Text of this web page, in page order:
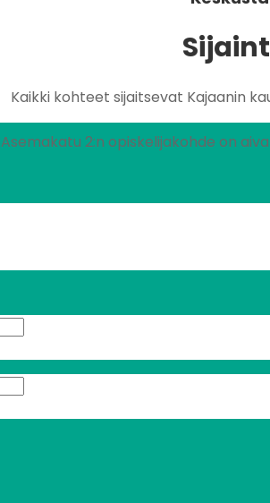
Kaikki kohteet sijaitsevat Kajaanin
Asemakatu 2:n opiskelijakohde on